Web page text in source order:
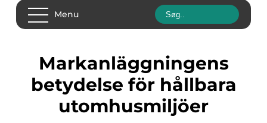
Menu
Markanläggningens
betydelse för hållbara
utomhusmiljöer